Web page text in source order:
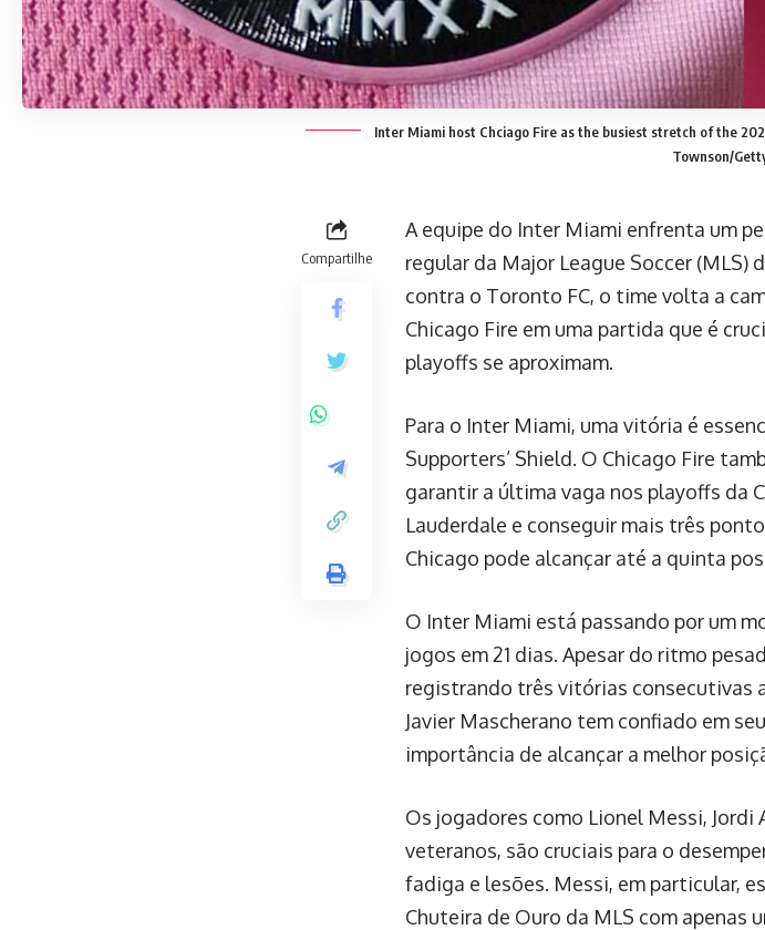
Inter Miami host Chciago Fire as the busiest stretch of the
Townson/
Compartilhe
A equipe do Inter Miami enfrenta um
regular da Major League Soccer (MLS)
contra o Toronto FC, o time volta a
Chicago Fire em uma partida que é
playoffs se aproximam.
Para o Inter Miami, uma vitória é
Supporters’ Shield. O Chicago Fire
garantir a última vaga nos playoffs da
Lauderdale e conseguir mais três
Chicago pode alcançar até a quinta
O Inter Miami está passando por um
jogos em 21 dias. Apesar do ritmo
registrando três vitórias consecutivas
Javier Mascherano tem confiado em
importância de alcançar a melhor
Os jogadores como Lionel Messi, Jordi
veteranos, são cruciais para o
fadiga e lesões. Messi, em particular,
Chuteira de Ouro da MLS com apenas